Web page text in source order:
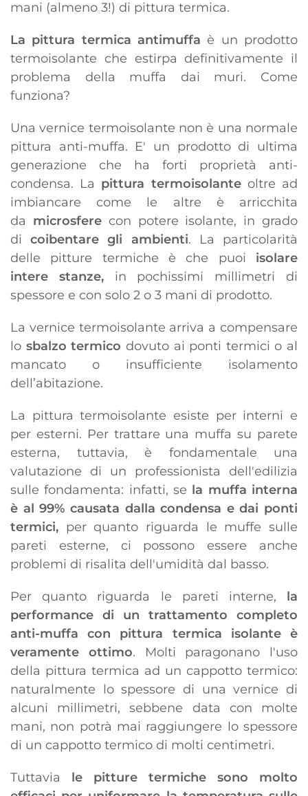
mani (almeno 3!) di pittura termica.
La pittura termica antimuffa è un prodotto
termoisolante che estirpa definitivamente il
problema della muffa dai muri. Come
funziona?
Una vernice termoisolante non è una normale
pittura anti-muffa. E' un prodotto di ultima
generazione che ha forti proprietà anti-
condensa. La pittura termoisolanteoltre ad
imbiancare come le altre è arricchita
da microsferecon potere isolante, in grado
dicoibentare gli ambienti. La particolarità
delle pitture termiche è che puoi isolare
intere stanze,in pochissimi millimetri di
spessore e con solo 2 o 3 mani di prodotto.
La vernice termoisolante arriva a compensare
lo sbalzo termico dovuto ai ponti termici o al
mancato o insufficiente isolamento
dell’abitazione.
La pittura termoisolante esiste per interni e
per esterni. Per trattare una muffa su parete
esterna, tuttavia, è fondamentale una
valutazione di un professionista dell'edilizia
sulle fondamenta: infatti, se la muffa interna
è al 99% causata dalla condensa e dai ponti
termici, per quanto riguarda le muffe sulle
pareti esterne, ci possono essere anche
problemi di risalita dell'umidità dal basso.
Per quanto riguarda le pareti interne, la
performance di un trattamento completo
anti-muffa con pittura termica isolante è
veramente ottimo. Molti paragonano l'uso
della pittura termica ad un cappotto termico:
naturalmente lo spessore di una vernice di
alcuni millimetri, sebbene data con molte
mani, non potrà mai raggiungere lo spessore
di un cappotto termico di molti centimetri.
Tuttavia le pitture termiche sono molto